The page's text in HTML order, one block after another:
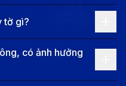
trung tâm nghiên cứu
các nhà nghiên cứu từ
ngay Portland để trải
tạo và đầy cơ hội
tờ gì?
có ảnh hưởng